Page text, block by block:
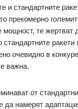
и стандартните
прекомерно
мощност, те жертват
стандартните ракети
очевидно в
важна.
от
да намерят